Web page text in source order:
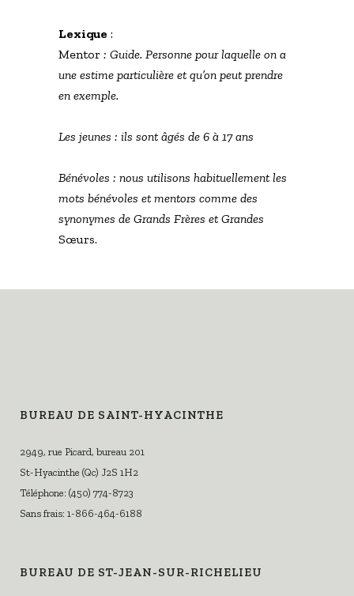
Lexique :
Mentor : Guide. Personne pour laquelle on a
une estime particulière et qu’on peut prendre
en exemple.
Les jeunes : ils sont âgés de 6 à 17 ans
Bénévoles : nous utilisons habituellement les
mots bénévoles et mentors comme des
synonymes de Grands Frères et Grandes
Sœurs.
BUREAU DE SAINT-HYACINTHE
2949, rue Picard, bureau 201
St-Hyacinthe (Qc) J2S 1H2
Téléphone: (450) 774-8723
Sans frais: 1-866-464-6188
BUREAU DE ST-JEAN-SUR-RICHELIEU